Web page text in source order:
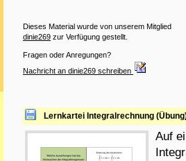
Dieses Material wurde von unserem Mitglied
dinie269 zur Verfügung gestellt.
Fragen oder Anregungen?
Nachricht an dinie269 schreiben
Lernkartei Integralrechnung
Auf